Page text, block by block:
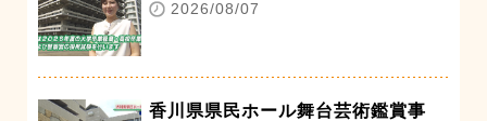
2026/08/07
香川県県民ホール舞台芸術鑑賞事